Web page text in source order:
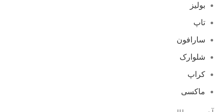
بولیز
تاپ
سارافون
شلوارک
کراپ
ماکسی